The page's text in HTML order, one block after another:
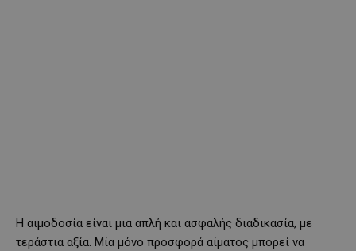
Η αιμοδοσία είναι μια απλή και ασφαλής διαδικασία, με
τεράστια αξία. Μία μόνο προσφορά αίματος μπορεί να